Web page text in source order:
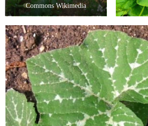
Commons Wikimedia